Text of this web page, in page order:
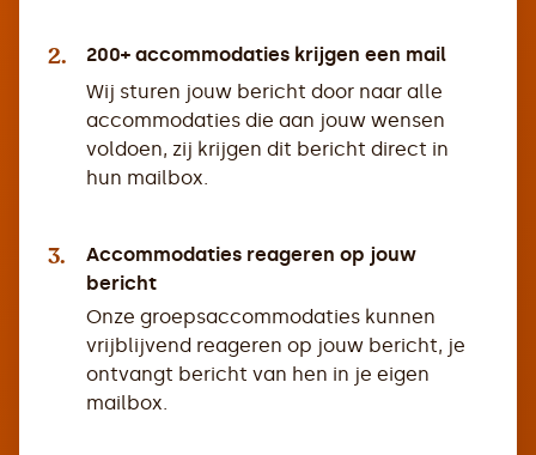
2.
200+ accommodaties krijgen een mail
Wij sturen jouw bericht door naar alle
accommodaties die aan jouw wensen
voldoen, zij krijgen dit bericht direct in
hun mailbox.
3.
Accommodaties reageren op jouw
bericht
Onze groepsaccommodaties kunnen
vrijblijvend reageren op jouw bericht, je
ontvangt bericht van hen in je eigen
mailbox.